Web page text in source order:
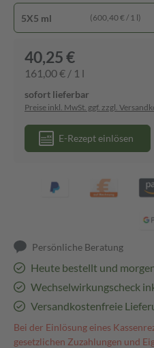
5X5 ml (600,40 € / 1 l)
40,25 €
161,00 € / 1 l
sofort lieferbar
Preise inkl. MwSt. ggf. zzgl.
E-Rezept einlösen
Persönliche Beratung
Heute bestellt und
Wechselwirkungscheck
Versandkostenfreie
Bei der Einlösung eines
gesetzlichen Zuzahlungen und